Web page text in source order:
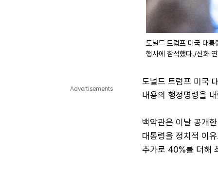
Advertisements
도널드 트럼프 미국 대
행사에 참석했다./신화
도널드 트럼프 미국
내용의 행정명령을
백악관은 이날 공개
대통령을 정치적 이
추가로 40%를 더해